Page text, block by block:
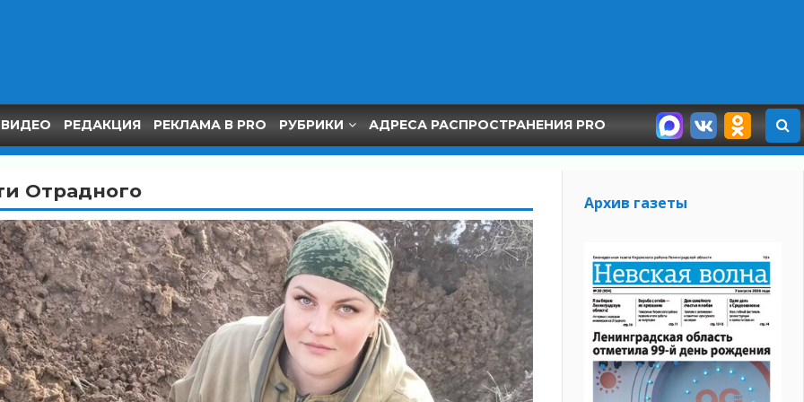
ВИДЕО РЕДАКЦИЯ РЕКЛАМА В PRO РУБРИКИ АДРЕСА РАСПРОСТРАНЕНИЯ PRO
Отрадного
Архив газеты